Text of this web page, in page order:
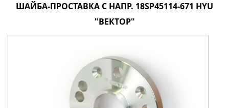
ШАЙБА-ПРОСТАВКА С НАПР. 18SP45114-671 HYU
"ВЕКТОР"